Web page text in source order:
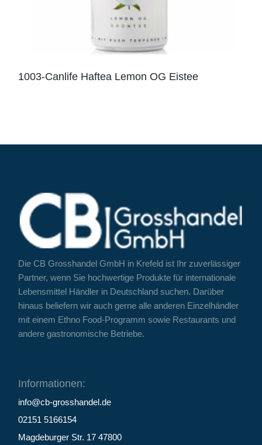
1003-Canlife Haftea Lemon OG Eistee
Die CB Grosshandel GmbH in Krefeld ist Ihr zuverlässiger
Partner, wenn Sie hochwertige Produkte für internationale
Lebensmittel Händler in Deutschland suchen. Darüber
hinaus beliefern wir auch gerne alle anderen Einzelhändler
mit einem Ethno Food-Programm sowie Restaurants und
andere gastronomische Betriebe.
Informationen:
info@cb-grosshandel.de
02151 5166154
Magdeburger Str. 17 47800